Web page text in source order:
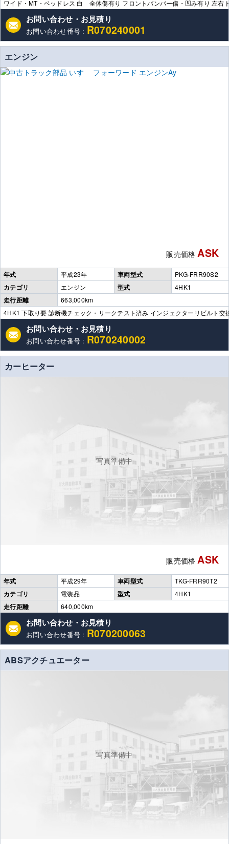
ワイド・MT・ベッドレス 白 全体傷有り フロントバンパー傷・凹み有り 左右
お問い合わせ・お見積り
お問い合わせ番号 : R070240001
エンジン
販売価格 ASK
年式 平成23年 車両型式 PKG-FRR90S2
カテゴリ エンジン 型式 4HK1
走行距離
663,000km
4HK1 下取り要 診断機チェック・リークテスト済み インジェクターリビルト
お問い合わせ・お見積り
お問い合わせ番号 : R070240002
カーヒーター
写真準備中
販売価格 ASK
年式 平成29年 車両型式 TKG-FRR90T2
カテゴリ 電装品 型式 4HK1
走行距離 640,000km
お問い合わせ・お見積り
お問い合わせ番号 : R070200063
ABSアクチュエーター
写真準備中